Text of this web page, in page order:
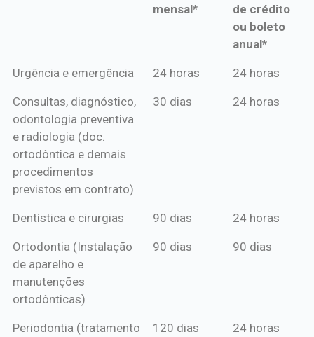
mensal*
de crédito
ou boleto
anual*
*Procedimentos Amil
*Pagamento
mensal*
*Pagamento
de crédito
Urgência e emergência 24 horas 24 horas
Consultas, diagnóstico,
odontologia preventiva
e radiologia (doc.
ortodôntica e demais
procedimentos
previstos em contrato)
30 dias 24 horas
Dentística e cirurgias 90 dias 24 horas
Ortodontia (Instalação
de aparelho e
manutenções
ortodônticas)
90 dias 90 dias
Periodontia (tratamento
120 dias 24 horas